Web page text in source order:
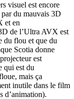
visuel est encore
du mauvais 3D
et en
de l’Ultra AVX est
du flou et que du
Scotia donne
est
qui est du
mais ça
inutile dans le film
d’animation).